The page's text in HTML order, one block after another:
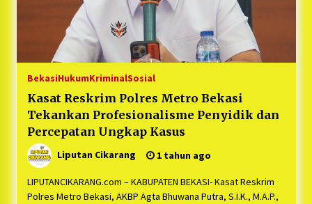
BekasiHukumKriminalSosial
Kasat Reskrim Polres Metro Bekasi
Tekankan Profesionalisme Penyidik dan
Percepatan Ungkap Kasus
Liputan Cikarang 1 tahun ago
LIPUTANCIKARANG.com – KABUPATEN BEKASI- Kasat Reskrim
Polres Metro Bekasi, AKBP Agta Bhuwana Putra, S.I.K., M.A.P.,